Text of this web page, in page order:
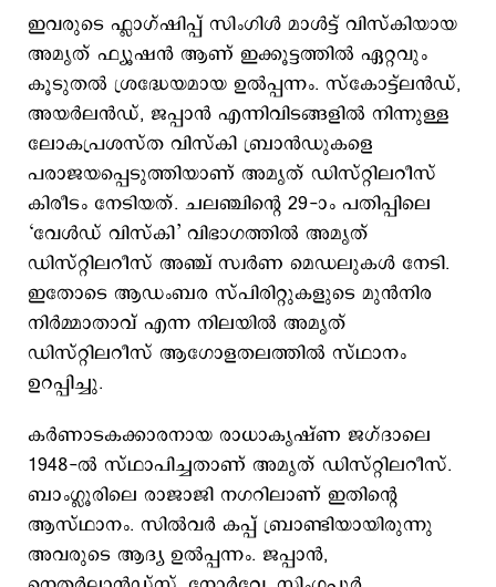
ഇവരുടെ ഫ്ലാഗ്ഷിപ്പ് സിംഗിള്‍ മാള്‍ട്ട് വിസ്കിയായ
അമൃത് ഫ്യൂഷന്‍ ആണ് ഇക്കൂട്ടത്തില്‍ ഏറ്റവും
കൂടുതല്‍ ശ്രദ്ധേയമായ ഉല്‍പ്പന്നം. സ്കോട്ട്ലൻഡ്,
അയർലൻഡ്, ജപ്പാൻ എന്നിവിടങ്ങളിൽ നിന്നുള്ള
ലോകപ്രശസ്ത വിസ്കി ബ്രാൻഡുകളെ
പരാജയപ്പെടുത്തിയാണ് അമൃത് ഡിസ്റ്റിലറീസ്
കിരീടം നേടിയത്. ചലഞ്ചിന്റെ 29-ാം പതിപ്പിലെ
‘വേൾഡ് വിസ്കി’ വിഭാഗത്തിൽ അമൃത്
ഡിസ്റ്റിലറീസ് അഞ്ച് സ്വർണ മെഡലുകൾ നേടി.
ഇതോടെ ആഡംബര സ്പിരിറ്റുകളുടെ മുൻനിര
നിർമ്മാതാവ് എന്ന നിലയിൽ അമൃത്
ഡിസ്റ്റിലറീസ് ആഗോളതലത്തിൽ സ്ഥാനം
ഉറപ്പിച്ചു.
കര്‍ണാടകക്കാരനായ രാധാകൃഷ്ണ ജഗ്ദാലെ
1948-ൽ സ്ഥാപിച്ചതാണ് അമൃത് ഡിസ്റ്റിലറീസ്.
ബാംഗ്ലൂരിലെ രാജാജി നഗറിലാണ് ഇതിന്‍റെ
ആസ്ഥാനം. സിൽവർ കപ്പ് ബ്രാണ്ടിയായിരുന്നു
അവരുടെ ആദ്യ ഉല്‍പ്പന്നം. ജപ്പാൻ,